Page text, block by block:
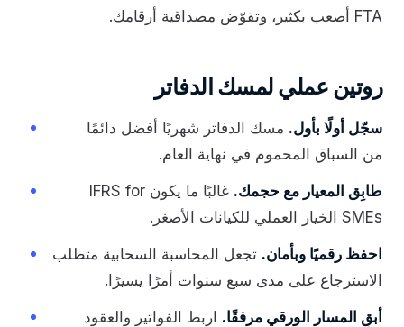
FTA أصعب بكثير، وتقوّض مصداقية أرقامك.
روتين عملي لمسك الدفاتر
سجّل أولًا بأول. مسك الدفاتر شهريًا أفضل دائمًا
من السباق المحموم في نهاية العام.
طابِق المعيار مع حجمك.
غالبًا ما يكون IFRS for
SMEs الخيار العملي للكيانات الأصغر.
احفظ رقميًا وبأمان. تجعل المحاسبة السحابية متطلب
الاسترجاع على مدى سبع سنوات أمرًا يسيرًا.
أبقِ المسار الورقي مرفقًا. اربط الفواتير والعقود